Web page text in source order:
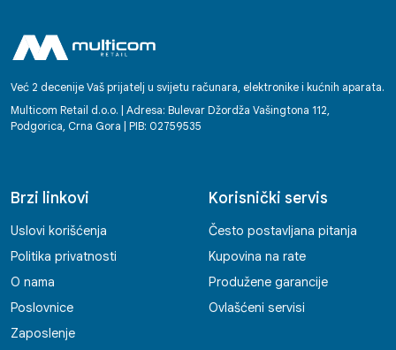
Već 2 decenije Vaš prijatelj u svijetu računara, elektronike i kućnih aparata.
Multicom Retail d.o.o. | Adresa: Bulevar Džordža Vašingtona 112,
Podgorica, Crna Gora | PIB: 02759535
Brzi linkovi
Uslovi korišćenja
Politika privatnosti
O nama
Poslovnice
Zaposlenje
Korisnički servis
Često postavljana pitanja
Kupovina na rate
Produžene garancije
Ovlašćeni servisi